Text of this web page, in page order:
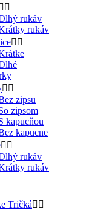
 
rukáv
rukáv
 
 
zipsu
zipsom
kapucňou
kapucne
 
rukáv
rukáv
Tričká 